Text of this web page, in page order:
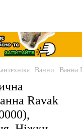
Ванни Ванна
Ravak